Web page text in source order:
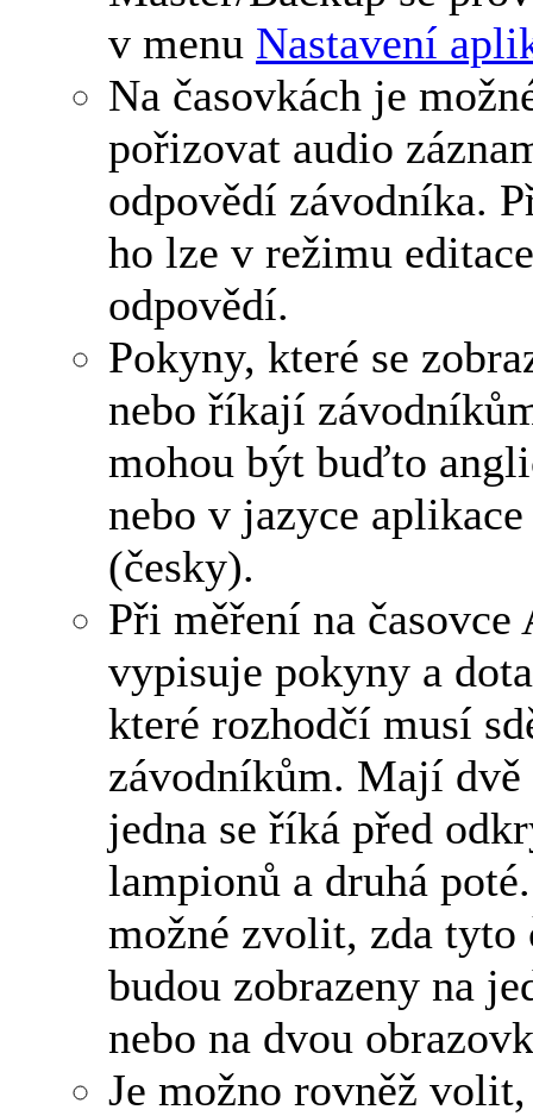
v menu Nastavení
Na časovkách je
pořizovat audio
odpovědí závodníka.
ho lze v režimu editace
odpovědí.
Pokyny, které se
nebo říkají
mohou být buďto
nebo v jazyce aplikace
(česky).
Při měření na časovce
vypisuje pokyny a
které rozhodčí musí
závodníkům. Mají dvě
jedna se říká před
lampionů a druhá
možné zvolit, zda tyto
budou zobrazeny na
nebo na dvou
Je možno rovněž